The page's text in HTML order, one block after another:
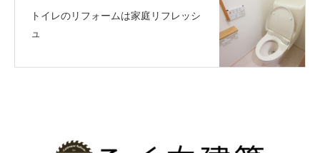
トイレのリフォームは家庭リフレッシ
ュ